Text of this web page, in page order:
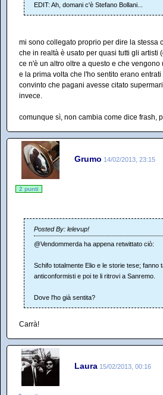
EDIT: Ah, domani c'è Stefano Bollani...
mi sono collegato proprio per dire la stessa
che in realtà è usato per quasi tutti gli artisti
ce n'è un altro oltre a questo e che
e la prima volta che l'ho sentito erano
convinto che pagani avesse citato
invece.
comunque sì, non cambia come dice frash,
Grumo 14/02/2013, 23:15
2 punti
Posted By: lelevup!
@Vendommerda ha appena retwittato ciò:
Schifo totalmente Elio e le storie tese; fanno
anticonformisti e poi te li ritrovi a Sanremo.
Dove l'ho già sentita?
Carrà!
Laura 15/02/2013, 00:16